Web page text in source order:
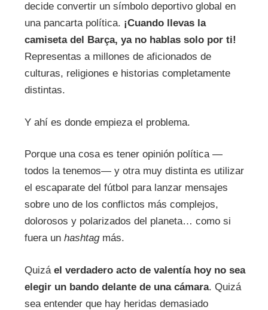
decide convertir un símbolo deportivo global en
una pancarta política. ¡Cuando llevas la
camiseta del Barça, ya no hablas solo por ti!
Representas a millones de aficionados de
culturas, religiones e historias completamente
distintas.
Y ahí es donde empieza el problema.
Porque una cosa es tener opinión política —
todos la tenemos— y otra muy distinta es utilizar
el escaparate del fútbol para lanzar mensajes
sobre uno de los conflictos más complejos,
dolorosos y polarizados del planeta… como si
fuera un hashtag más.
Quizáel verdadero acto de valentía hoy no sea
elegir un bando delante de una cámara. Quizá
sea entender que hay heridas demasiado